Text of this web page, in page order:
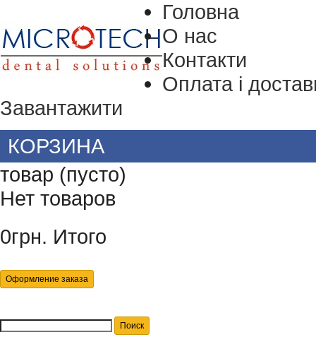
Головна
О нас
Контакти
Оплата і
Завантажити
КОРЗИНА
товар (пусто)
Нет товаров
0грн. Итого
Оформление заказа